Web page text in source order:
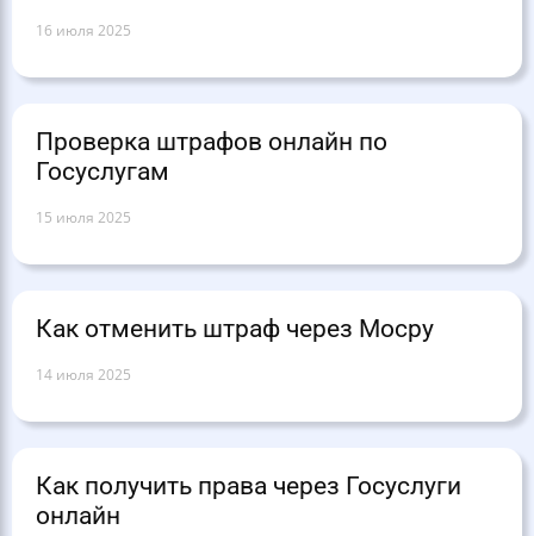
16 июля 2025
Проверка штрафов онлайн по
Госуслугам
15 июля 2025
Как отменить штраф через Мосру
14 июля 2025
Как получить права через Госуслуги
онлайн